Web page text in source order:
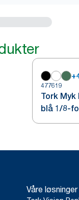
+
477619
Tork
blå 1/8-
Våre løsninger